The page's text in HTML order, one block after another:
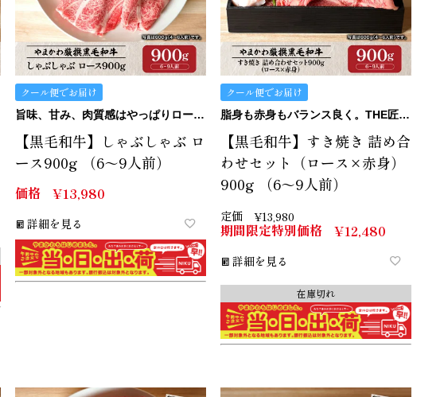
クール便でお届け
旨味、甘み、肉質感はやっぱりロース！
【黒毛和牛】しゃぶしゃぶ ロ
ース900g （6～9人前）
価格 ¥13,980
詳細を見る
クール便でお届け
脂身も赤身もバランス良く。THE匠のすき焼きセット。
【黒毛和牛】すき焼き 詰め合
わせセット（ロース×赤身）
900g （6～9人前）
定価 ¥13,980
期間限定特別価格 ¥12,480
詳細を見る
在庫切れ